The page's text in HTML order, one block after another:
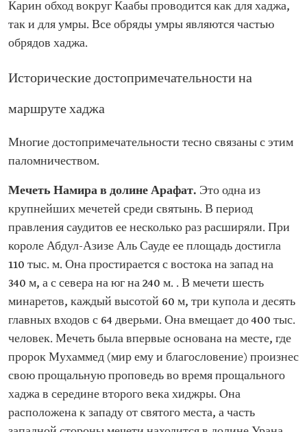
Карин обход вокруг Каабы проводится как для хаджа,
так и для умры. Все обряды умры являются частью
обрядов хаджа.
Исторические достопримечательности на
маршруте хаджа
Многие достопримечательности тесно связаны с этим
паломничеством.
Мечеть Намира в долине Арафат. Это одна из
крупнейших мечетей среди святынь. В период
правления саудитов ее несколько раз расширяли. При
короле Абдул-Азизе Аль Сауде ее площадь достигла
110 тыс. м. Она простирается с востока на запад на
340 м, а с севера на юг на 240 м. . В мечети шесть
минаретов, каждый высотой 60 м, три купола и десять
главных входов с 64 дверьми. Она вмещает до 400 тыс.
человек. Мечеть была впервые основана на месте, где
пророк Мухаммед (мир ему и благословение) произнес
свою прощальную проповедь во время прощального
хаджа в середине второго века хиджры. Она
расположена к западу от святого места, а часть